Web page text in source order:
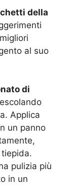
della
al suo
di
Applica
un panno
pulizia più
in un